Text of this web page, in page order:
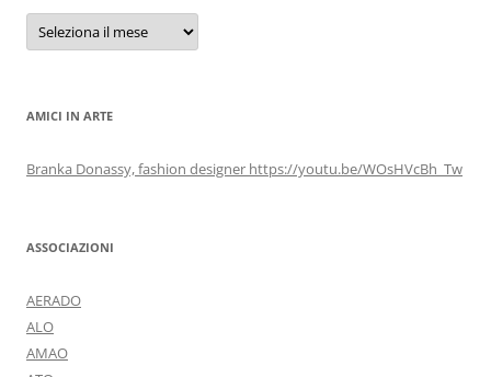
Archivi
AMICI IN ARTE
Branka Donassy, fashion designer https://youtu.be/WOsHVcBh_Tw
ASSOCIAZIONI
AERADO
ALO
AMAO